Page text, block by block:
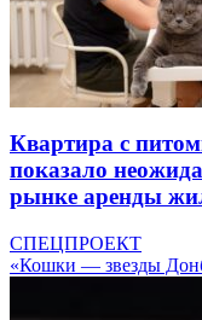
Квартира с
показало
рынке аренды
СПЕЦПРОЕКТ
«Кошки — звезды